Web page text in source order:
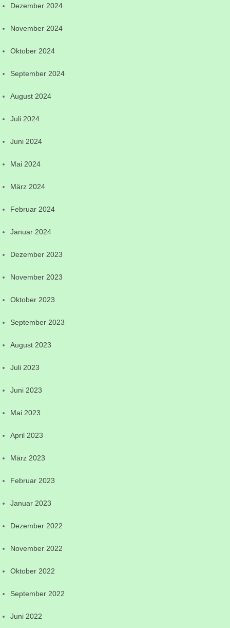
Dezember 2024
November 2024
Oktober 2024
September 2024
August 2024
Juli 2024
Juni 2024
Mai 2024
März 2024
Februar 2024
Januar 2024
Dezember 2023
November 2023
Oktober 2023
September 2023
August 2023
Juli 2023
Juni 2023
Mai 2023
April 2023
März 2023
Februar 2023
Januar 2023
Dezember 2022
November 2022
Oktober 2022
September 2022
Juni 2022